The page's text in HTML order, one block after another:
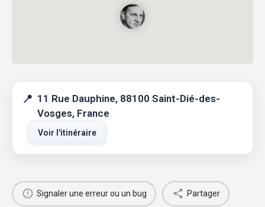
11 Rue Dauphine, 88100 Saint-Dié-des-
Vosges, France
Voir l'itinéraire
Signaler une erreur ou un bug Partager